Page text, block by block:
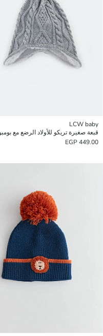
LCW baby
قبعة صغيرة تريكو للأولاد الرضع مع
449.00 EGP